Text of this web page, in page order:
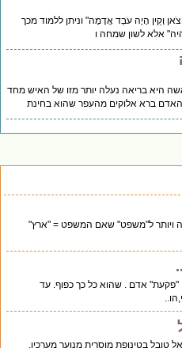
הָיָה עֹבֵד אֲדָמָה" וניתן ללמוד מכך
אלא לשון שמחה ו
בריאה נעלה יותר מזו של האיש מחד
ברא אלוקים מהעפר שהוא בחינת
ל"משפט" שאם המשפט = "ארץ"
אדם . שהוא כל כך כפוף. עד
בטינופת מוסרית מנוער מערכיו.